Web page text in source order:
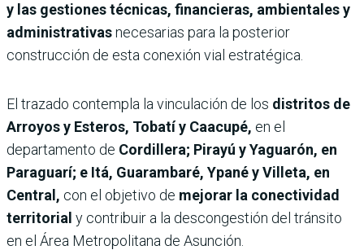
y las gestiones técnicas, financieras, ambientales y
administrativasnecesarias para la posterior
construcción de esta conexión vial estratégica.
El trazado contempla la vinculación de los distritos de
Arroyos y Esteros, Tobatí y Caacupé, en el
departamento de Cordillera; Pirayú y Yaguarón, en
Paraguarí; e Itá, Guarambaré, Ypané y Villeta, en
Central, con el objetivo de mejorar la conectividad
territorial y contribuir a la descongestión del tránsito
en el Área Metropolitana de Asunción.